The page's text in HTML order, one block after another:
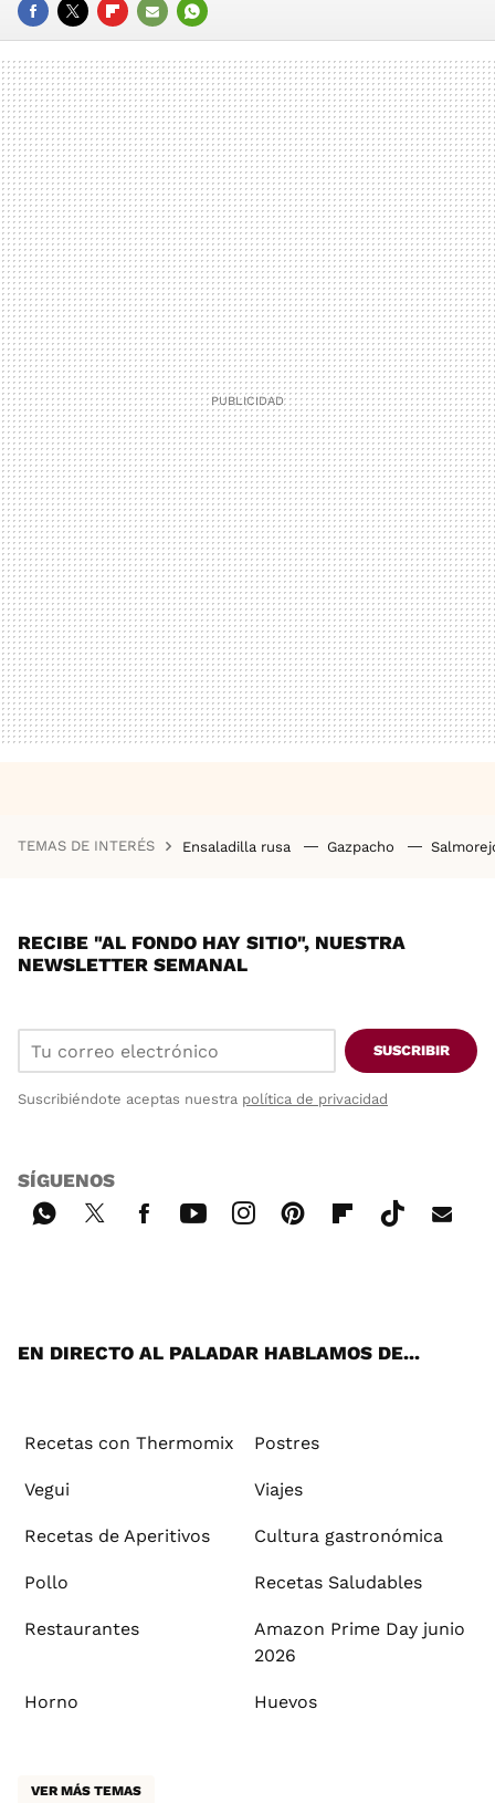
FACEBOOK
TWITTERFLIPBOARD
E-
MAIL
WHATSAPP
TEMAS DE INTERÉS Ensaladilla rusa Gazpacho
RECIBE "AL FONDO HAY SITIO", NUESTRA
NEWSLETTER SEMANAL
SUSCRIBIR
Suscribiéndote aceptas nuestra política de privacidad
SÍGUENOS
EN DIRECTO AL PALADAR HABLAMOS DE...
Recetas con Thermomix Postres
Vegui Viajes
Recetas de Aperitivos Cultura gastronómica
Pollo Recetas Saludables
Restaurantes
Amazon Prime Day junio
2026
Horno Huevos
VER MÁS TEMAS